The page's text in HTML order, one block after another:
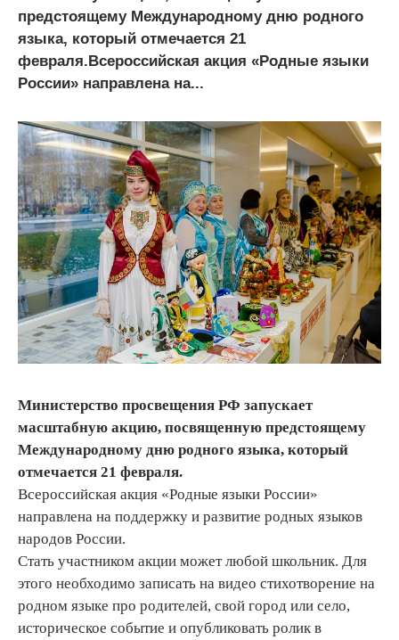
предстоящему Международному дню родного
языка, который отмечается 21
февраля.Всероссийская акция «Родные языки
России» направлена на...
Министерство просвещения РФ запускает
масштабную акцию, посвященную предстоящему
Международному дню родного языка, который
отмечается 21 февраля.
Всероссийская акция «Родные языки России»
направлена на поддержку и развитие родных языков
народов России.
Стать участником акции может любой школьник. Для
этого необходимо записать на видео стихотворение на
родном языке про родителей, свой город или село,
историческое событие и опубликовать ролик в